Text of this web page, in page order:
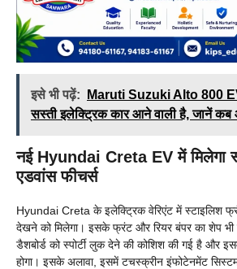
इसे भी पढ़ें:
Maruti Suzuki Alto 800
सस्ती इलेक्ट्रिक कार आने वाली है, जानें कब
नई Hyundai Creta EV में मिलेगा
एडवांस फीचर्स
Hyundai Creta के इलेक्ट्रिक वेरिएंट में स्टाइलिश
देखने को मिलेगा। इसके फ्रंट और रियर बंपर का शेप भी
डैशबोर्ड को स्पोर्टी लुक देने की कोशिश की गई है और
होगा। इसके अलावा, इसमें टचस्क्रीन इंफोटेनमेंट